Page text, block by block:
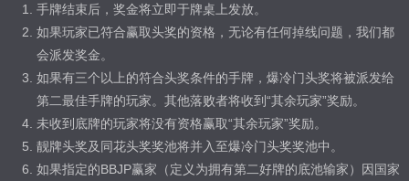
手牌结束后，奖金将立即于牌桌上发放。
如果玩家已符合赢取头奖的资格，无论有任何掉线问题，我们都
会派发奖金。
如果有三个以上的符合头奖条件的手牌，爆冷门头奖将被派发给
第二最佳手牌的玩家。其他落败者将收到“其余玩家”奖励。
未收到底牌的玩家将没有资格赢取“其余玩家”奖励。
靓牌头奖及同花头奖奖池将并入至爆冷门头奖奖池中。
如果指定的BBJP赢家（定义为拥有第二好牌的底池输家）因国家